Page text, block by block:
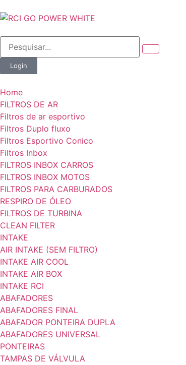
Login
Home
FILTROS DE AR
Filtros de ar esportivo
Filtros Duplo fluxo
Filtros Esportivo Conico
Filtros Inbox
FILTROS INBOX CARROS
FILTROS INBOX MOTOS
FILTROS PARA CARBURADOS
RESPIRO DE ÓLEO
FILTROS DE TURBINA
CLEAN FILTER
INTAKE
AIR INTAKE (SEM FILTRO)
INTAKE AIR COOL
INTAKE AIR BOX
INTAKE RCI
ABAFADORES
ABAFADORES FINAL
ABAFADOR PONTEIRA DUPLA
ABAFADORES UNIVERSAL
PONTEIRAS
TAMPAS DE VÁLVULA